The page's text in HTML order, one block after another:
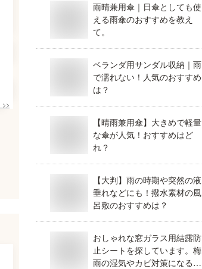
>>
雨晴兼用傘｜日傘としても使
える雨傘のおすすめを教え
て。
ベランダ用サンダル収納｜雨
で濡れない！人気のおすすめ
は？
【晴雨兼用傘】大きめで軽量
な傘が人気！おすすめはど
れ？
【大判】雨の時期や突然の液
垂れなどにも！撥水素材の風
呂敷のおすすめは？
おしゃれな窓ガラス用結露防
止シートを探しています。梅
雨の湿気やカビ対策になるイ